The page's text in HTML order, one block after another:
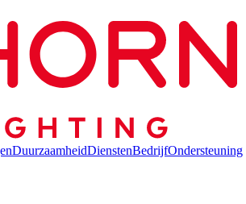
DuurzaamheidDienstenBedrijfOndersteuning